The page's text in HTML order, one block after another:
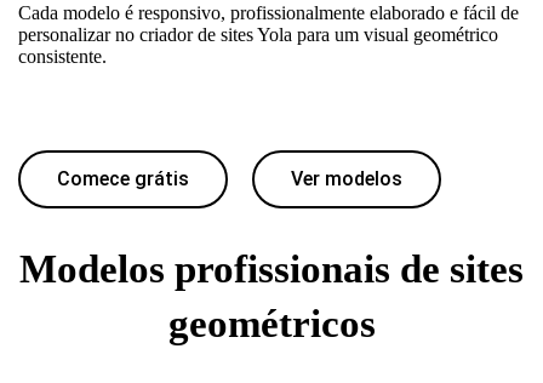
Cada modelo é responsivo, profissionalmente elaborado e fácil de
personalizar no criador de sites Yola para um visual geométrico
consistente.
Comece grátis Ver modelos
Modelos profissionais de sites
geométricos